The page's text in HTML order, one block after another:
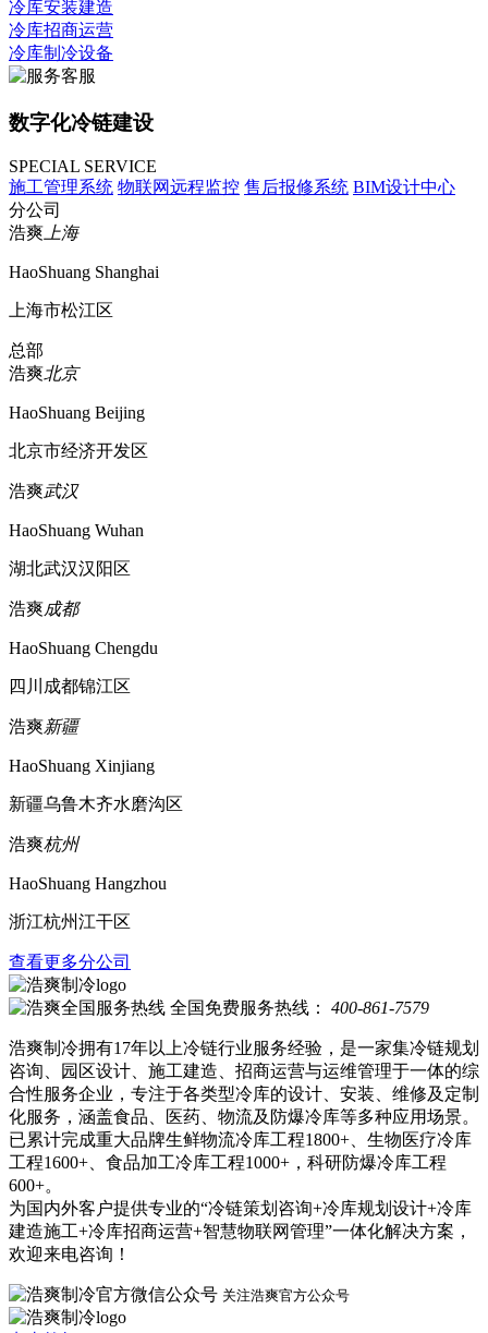
冷库安装建造
冷库招商运营
冷库制冷设备
数字化冷链建设
SPECIAL SERVICE
施工管理系统 物联网远程监控 售后报修系统 BIM设计中心
分公司
浩爽上海
HaoShuang Shanghai
上海市松江区
总部
浩爽北京
HaoShuang Beijing
北京市经济开发区
浩爽武汉
HaoShuang Wuhan
湖北武汉汉阳区
浩爽成都
HaoShuang Chengdu
四川成都锦江区
浩爽新疆
HaoShuang Xinjiang
新疆乌鲁木齐水磨沟区
浩爽杭州
HaoShuang Hangzhou
浙江杭州江干区
查看更多分公司
全国免费服务热线： 400-861-7579
浩爽制冷拥有17年以上冷链行业服务经验，是一家集冷链规划
咨询、园区设计、施工建造、招商运营与运维管理于一体的综
合性服务企业，专注于各类型冷库的设计、安装、维修及定制
化服务，涵盖食品、医药、物流及防爆冷库等多种应用场景。
已累计完成重大品牌生鲜物流冷库工程1800+、生物医疗冷库
工程1600+、食品加工冷库工程1000+，科研防爆冷库工程
600+。
为国内外客户提供专业的“冷链策划咨询+冷库规划设计+冷库
建造施工+冷库招商运营+智慧物联网管理”一体化解决方案，
欢迎来电咨询！
关注浩爽官方公众号